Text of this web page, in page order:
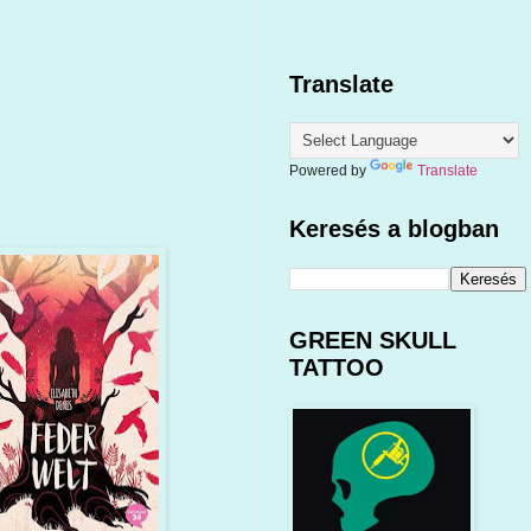
Translate
Powered by Translate
Keresés a blogban
GREEN SKULL
TATTOO